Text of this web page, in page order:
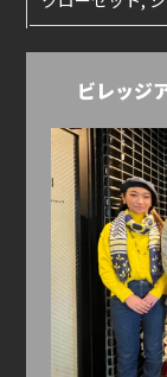
ビレッジ